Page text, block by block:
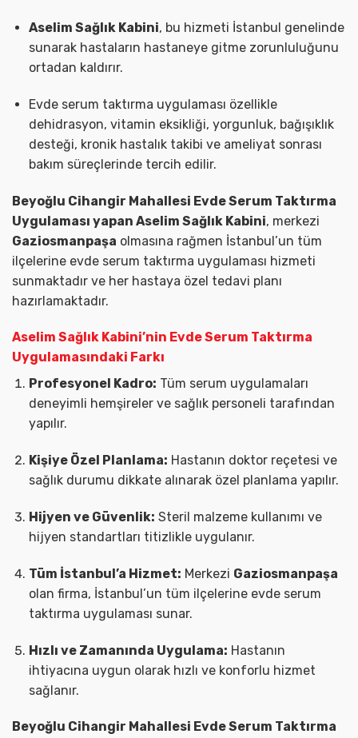
Aselim Sağlık Kabini, bu hizmeti İstanbul genelinde
sunarak hastaların hastaneye gitme zorunluluğunu
ortadan kaldırır.
Evde serum taktırma uygulaması özellikle
dehidrasyon, vitamin eksikliği, yorgunluk, bağışıklık
desteği, kronik hastalık takibi ve ameliyat sonrası
bakım süreçlerinde tercih edilir.
Beyoğlu Cihangir Mahallesi Evde Serum Taktırma
Uygulaması yapan Aselim Sağlık Kabini, merkezi
Gaziosmanpaşa olmasına rağmen İstanbul’un tüm
ilçelerine evde serum taktırma uygulaması hizmeti
sunmaktadır ve her hastaya özel tedavi planı
hazırlamaktadır.
Aselim Sağlık Kabini’nin Evde Serum Taktırma
Uygulamasındaki Farkı
Profesyonel Kadro: Tüm serum uygulamaları
deneyimli hemşireler ve sağlık personeli tarafından
yapılır.
Kişiye Özel Planlama: Hastanın doktor reçetesi ve
sağlık durumu dikkate alınarak özel planlama yapılır.
Hijyen ve Güvenlik: Steril malzeme kullanımı ve
hijyen standartları titizlikle uygulanır.
Tüm İstanbul’a Hizmet: Merkezi Gaziosmanpaşa
olan firma, İstanbul’un tüm ilçelerine evde serum
taktırma uygulaması sunar.
Hızlı ve Zamanında Uygulama: Hastanın
ihtiyacına uygun olarak hızlı ve konforlu hizmet
sağlanır.
Beyoğlu Cihangir Mahallesi Evde Serum Taktırma